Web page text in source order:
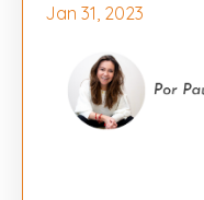
Jan 31, 2023